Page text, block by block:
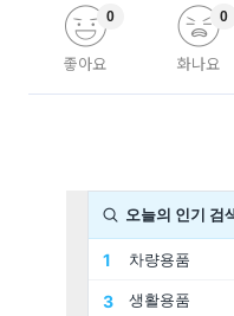
좋아요
0
화나요
0